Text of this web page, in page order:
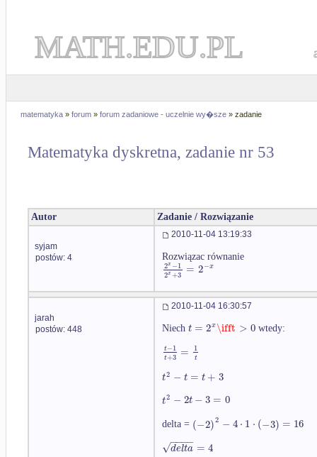
MATH.EDU.PL
matematyka » forum » forum zadaniowe - uczelnie wy�sze » zadanie
Matematyka dyskretna, zadanie nr 53
Autor Zadanie / Rozwiązanie
syjam
postów: 4
2010-11-04 13:19:33
Rozwiązac równanie
2x −1
2x+3 = 2−x
jarah
postów: 448
2010-11-04 16:30:57
Niech t = 2x\ifft > 0 wtedy:
t−1
t+3 = 1
t
t2 − t = t+ 3
t2 − 2t − 3 = 0
delta = (−2)2 − 4⋅ 1 ⋅ (−3) = 16
delta
− −
−−
√ = 4